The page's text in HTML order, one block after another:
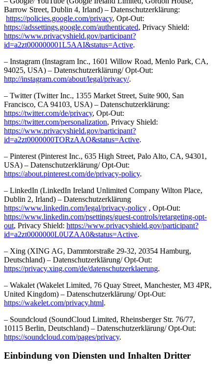
Barrow Street, Dublin 4, Irland) – Datenschutzerklärung:
https://policies.google.com/privacy, Opt-Out:
https://adssettings.google.com/authenticated, Privacy Shield:
https://www.privacyshield.gov/participant?
id=a2zt000000001L5AAI&status=Active.
– Instagram (Instagram Inc., 1601 Willow Road, Menlo Park, CA,
94025, USA) – Datenschutzerklärung/ Opt-Out:
http://instagram.com/about/legal/privacy/.
– Twitter (Twitter Inc., 1355 Market Street, Suite 900, San
Francisco, CA 94103, USA) – Datenschutzerklärung:
https://twitter.com/de/privacy, Opt-Out:
https://twitter.com/personalization, Privacy Shield:
https://www.privacyshield.gov/participant?
id=a2zt0000000TORzAAO&status=Active.
– Pinterest (Pinterest Inc., 635 High Street, Palo Alto, CA, 94301,
USA) – Datenschutzerklärung/ Opt-Out:
https://about.pinterest.com/de/privacy-policy.
– LinkedIn (LinkedIn Ireland Unlimited Company Wilton Place,
Dublin 2, Irland) – Datenschutzerklärung
https://www.linkedin.com/legal/privacy-policy , Opt-Out:
https://www.linkedin.com/psettings/guest-controls/retargeting-opt-
out, Privacy Shield: https://www.privacyshield.gov/participant?
id=a2zt0000000L0UZAA0&status=Active.
– Xing (XING AG, Dammtorstraße 29-32, 20354 Hamburg,
Deutschland) – Datenschutzerklärung/ Opt-Out:
https://privacy.xing.com/de/datenschutzerklaerung.
– Wakalet (Wakelet Limited, 76 Quay Street, Manchester, M3 4PR,
United Kingdom) – Datenschutzerklärung/ Opt-Out:
https://wakelet.com/privacy.html.
– Soundcloud (SoundCloud Limited, Rheinsberger Str. 76/77,
10115 Berlin, Deutschland) – Datenschutzerklärung/ Opt-Out:
https://soundcloud.com/pages/privacy.
Einbindung von Diensten und Inhalten Dritter